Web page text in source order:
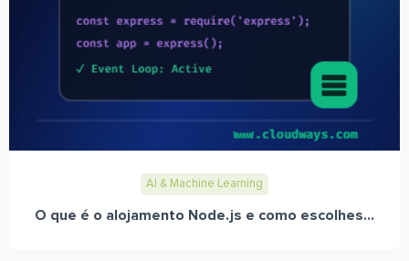
AI & Machine Learning
O que é o alojamento Node.js e como escolhes...